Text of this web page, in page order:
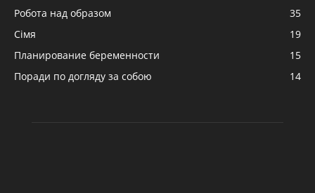
Робота над образом
35
Сімя
19
Планирование беременности
15
Поради по догляду за собою
14